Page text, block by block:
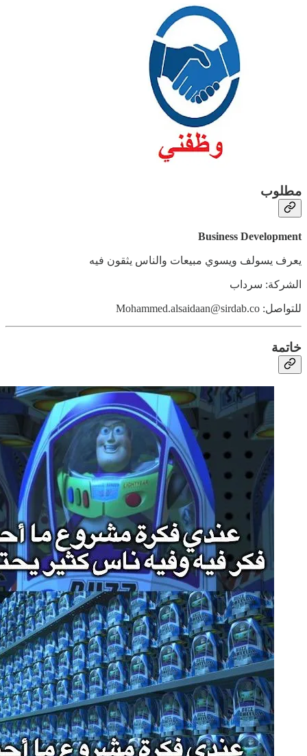
مطلوب
Business Development
يعرف يسولف ويسوي مبيعات والناس يثقون فيه
الشركة: سرداب
للتواصل: Mohammed.alsaidaan@sirdab.co
خاتمة